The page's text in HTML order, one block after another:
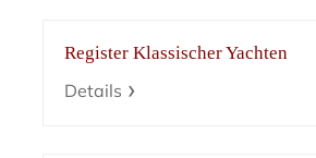
Register Klassischer Yachten
Details